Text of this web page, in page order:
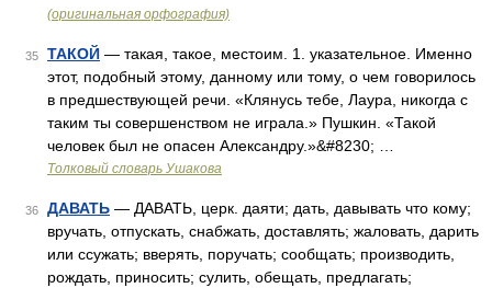
(оригинальная орфография)
35 ТАКОЙ — такая, такое, местоим. 1. указательное. Именно
этот, подобный этому, данному или тому, о чем говорилось
в предшествующей речи. «Клянусь тебе, Лаура, никогда с
таким ты совершенством не играла.» Пушкин. «Такой
человек был не опасен Александру.»&#8230; …
Толковый словарь Ушакова
36 ДАВАТЬ — ДАВАТЬ, церк. даяти; дать, давывать что кому;
вручать, отпускать, снабжать, доставлять; жаловать, дарить
или ссужать; вверять, поручать; сообщать; производить,
рождать, приносить; сулить, обещать, предлагать;